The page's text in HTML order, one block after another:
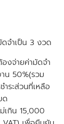
จำเป็น 3 งวด
งจ่ายค่ามัดจำ
น 50%(รวม
ระส่วนที่เหลือ
ด
เกิน 15,000